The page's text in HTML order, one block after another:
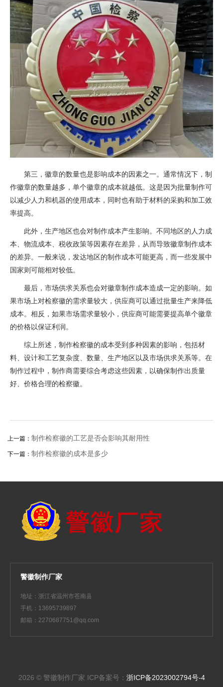
第三，徽章的数量也是影响成本的因素之一。通常情况下，制
作徽章的数量越多，单个徽章的成本就越低。这是因为批量制作可
以减少人力和机器的使用成本，同时也有助于材料的采购和加工效
率提高。
此外，生产地区也会对制作成本产生影响。不同地区的人力成
本、物流成本、税收政策等因素存在差异，从而导致徽章制作成本
的差异。一般来说，发达地区的制作成本可能更高，而一些发展中
国家则可能相对较低。
最后，市场供求关系也会对徽章制作成本造成一定的影响。如
果市场上对检察徽的需求量较大，供应商可以通过批量生产来降低
成本。相反，如果市场需求量较小，供应商可能需要提高单个徽章
的价格以保证利润。
综上所述，制作检察徽的成本受到多种因素的影响，包括材
料、设计和工艺复杂度、数量、生产地区以及市场供求关系等。在
制作过程中，制作商需要综合考虑这些因素，以确保制作出质量
好、价格合理的检察徽。
上一篇： 制作检察徽的工艺是否会影响其耐用性
下一篇： 制作检察徽的成本是多少
警徽制作厂家
地址：浙江省温州市苍南县
手机：13695739897
邮箱：2270687751@qq.com
2026 © 警徽制作厂家 ICP备案号： 浙ICP备2023002794号-4